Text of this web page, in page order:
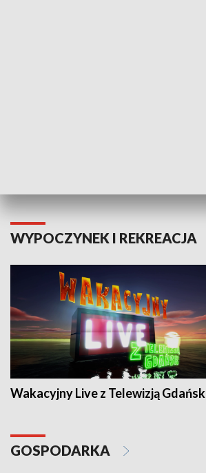
WYPOCZYNEK I REKREACJA
Wakacyjny Live z Telewizją Gdańsk
GOSPODARKA